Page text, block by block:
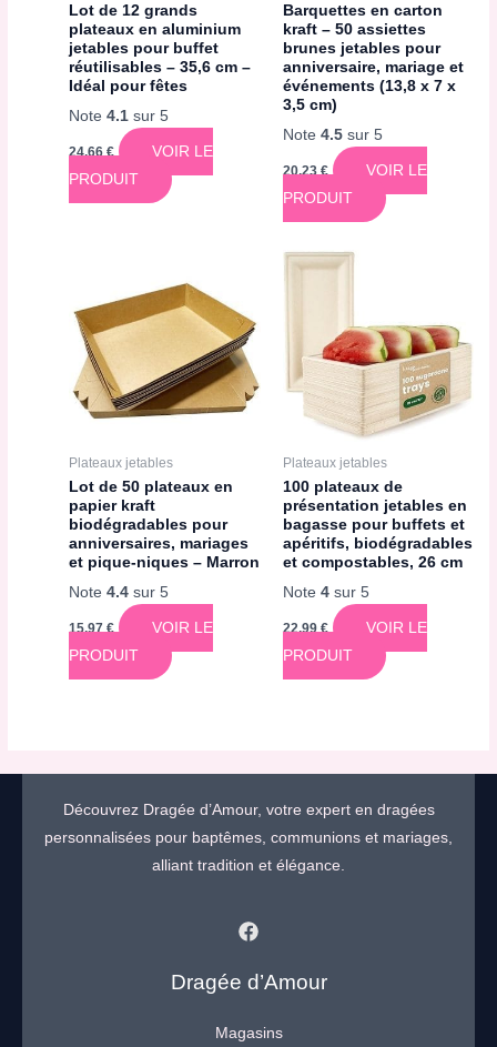
Lot de 12 grands
plateaux en aluminium
jetables pour buffet
réutilisables – 35,6 cm –
Idéal pour fêtes
Note4.1 sur 5
24,66€
VOIR LE
PRODUIT
Barquettes en carton
kraft – 50 assiettes
brunes jetables pour
anniversaire, mariage et
événements (13,8 x 7 x
3,5 cm)
Note 4.5sur 5
20,23€
VOIR LE
PRODUIT
Plateaux jetables
Lot de 50 plateaux en
papier kraft
biodégradables pour
anniversaires, mariages
et pique-niques – Marron
Note4.4 sur 5
15,97€
VOIR LE
PRODUIT
Plateaux jetables
100 plateaux de
présentation jetables en
bagasse pour buffets et
apéritifs, biodégradables
et compostables, 26 cm
Note 4sur 5
22,99€
VOIR LE
PRODUIT
Découvrez Dragée d’Amour, votre expert en dragées
personnalisées pour baptêmes, communions et mariages,
alliant tradition et élégance.
Dragée d’Amour
Magasins